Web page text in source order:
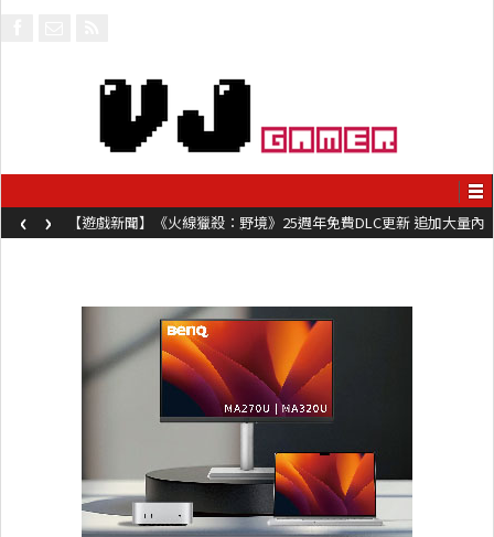
【遊戲新聞】《火線獵殺：野境》25週年免費DLC更新 追加大量內
容同時系舊作限時超平價折扣
‹ ›